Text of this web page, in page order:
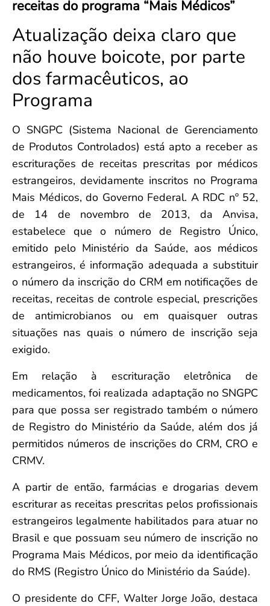
Convenção Coletiva 2025/2026 – Piso salarial Farmácias e Drogaria
Calendário Eleitoral
Candidatos
Dúvidas Frequentes
Eleições Anteriores
receitas do programa “Mais Médicos”
Atualização deixa claro que
não houve boicote, por parte
dos farmacêuticos, ao
Programa
O SNGPC (Sistema Nacional de Gerenciamento
de Produtos Controlados) está apto a receber as
escriturações de receitas prescritas por médicos
estrangeiros, devidamente inscritos no Programa
Mais Médicos, do Governo Federal. A RDC nº 52,
de 14 de novembro de 2013, da Anvisa,
estabelece que o número de Registro Único,
emitido pelo Ministério da Saúde, aos médicos
estrangeiros, é informação adequada a substituir
o número da inscrição do CRM em notificações de
receitas, receitas de controle especial, prescrições
de antimicrobianos ou em quaisquer outras
situações nas quais o número de inscrição seja
exigido.
Em relação à escrituração eletrônica de
medicamentos, foi realizada adaptação no SNGPC
para que possa ser registrado também o número
de Registro do Ministério da Saúde, além dos já
permitidos números de inscrições do CRM, CRO e
CRMV.
A partir de então, farmácias e drogarias devem
escriturar as receitas prescritas pelos profissionais
estrangeiros legalmente habilitados para atuar no
Brasil e que possuam seu número de inscrição no
Programa Mais Médicos, por meio da identificação
do RMS (Registro Único do Ministério da Saúde).
O presidente do CFF, Walter Jorge João, destaca